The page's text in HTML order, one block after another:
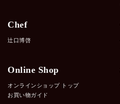
Chef
辻口博啓
Online Shop
オンラインショップ トップ
お買い物ガイド